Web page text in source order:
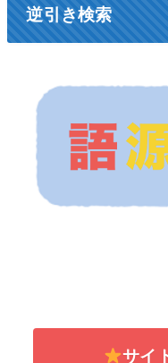
逆引き検索
サイ